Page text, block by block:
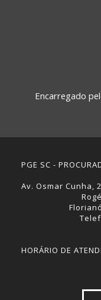
Encarregado
PGE SC -
Av. Osmar Cunha,
HORÁRIO DE